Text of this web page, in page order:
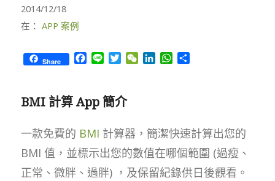
2014/12/18
在： APP 案例
Share Facebook
LineTwitterWeChatLinkedInWhatsApp
Share
BMI 計算 App 簡介
一款免費的 BMI 計算器，簡潔快速計算出您的
BMI 值，並標示出您的數值在哪個範圍 (過瘦、
正常、微胖、過胖) ，及保留紀錄供日後觀看。